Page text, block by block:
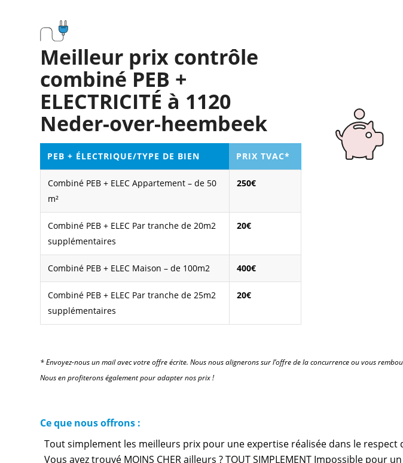
Meilleur prix contrôle
combiné PEB +
ELECTRICITÉ à 1120
Neder-over-heembeek
PEB + ÉLECTRIQUE/TYPE DE BIEN PRIX TVAC*
Combiné PEB + ELEC Appartement – de 50
m²
250€
Combiné PEB + ELEC Par tranche de 20m2
supplémentaires
20€
Combiné PEB + ELEC Maison – de 100m2 400€
Combiné PEB + ELEC Par tranche de 25m2
supplémentaires
20€
* Envoyez-nous un mail avec votre offre écrite. Nous nous alignerons sur l’offre de la concurrence ou vous
Nous en profiterons également pour adapter nos prix !
Ce que nous offrons :
Tout simplement les meilleurs prix pour une expertise réalisée dans le respect
Vous avez trouvé MOINS CHER ailleurs ? TOUT SIMPLEMENT Impossible pour